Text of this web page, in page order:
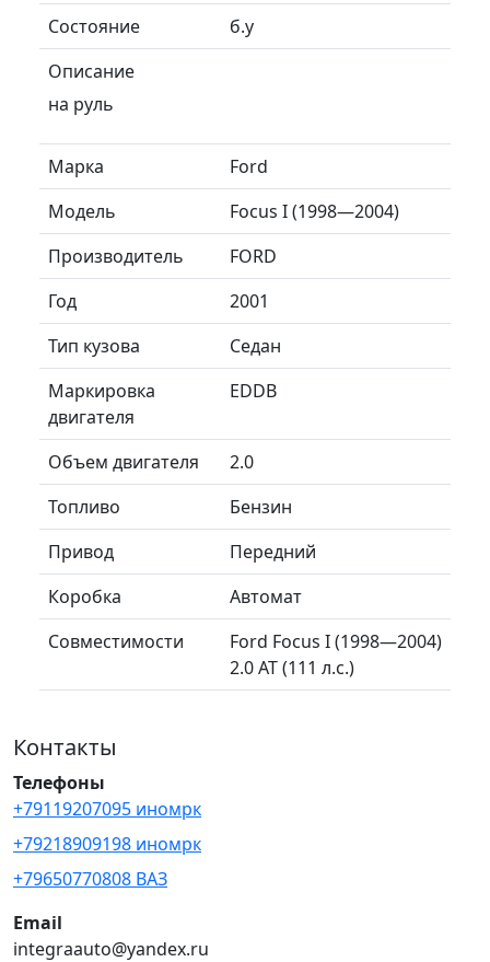
Состояние
б.у
Описание
на руль
Марка
Ford
Модель
Focus I (1998—2004)
Производитель
FORD
Год
2001
Тип кузова
Седан
Маркировка
двигателя
EDDB
Объем двигателя
2.0
Топливо
Бензин
Привод
Передний
Коробка
Автомат
Совместимости
Ford Focus I (1998—2004)
2.0 AT (111 л.с.)
Контакты
Телефоны
+79119207095 иномрк
+79218909198 иномрк
+79650770808 ВАЗ
Email
integraauto@yandex.ru